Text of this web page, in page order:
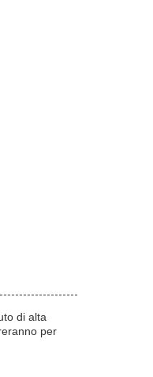
di alta
per